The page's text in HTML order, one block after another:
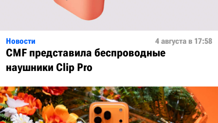
Новости 4 августа в 17:58
CMF представила беспроводные
наушники Clip Pro